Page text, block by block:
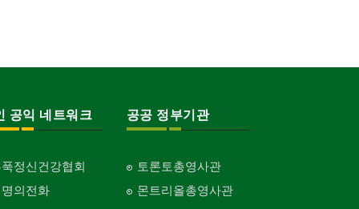
공익 네트워크
정신건강협회
의전화
공공 정부기관
토론토총영사관
몬트리올총영사관